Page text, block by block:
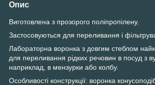
Опис
Виготовлена з прозорого поліпропілену.
Застосовуються для переливання і
Лабораторна воронка з довгим стеблом
для переливання рідких речовин в посуд з
наприклад, в мензурки або колбу.
Особливості конструкції: воронка